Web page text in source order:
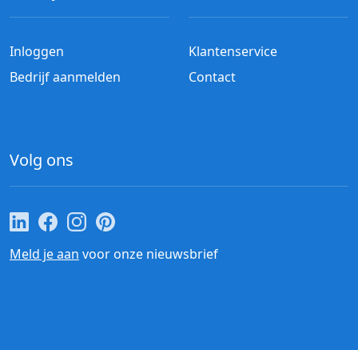
Inloggen
Bedrijf aanmelden
Klantenservice
Contact
Volg ons
Cateraar.nl op LinkedIn
Cateraar.nl op Facebook
Cateraar.nl op Instagram
Cateraar.nl op Pinterest
Meld je aan voor onze nieuwsbrief